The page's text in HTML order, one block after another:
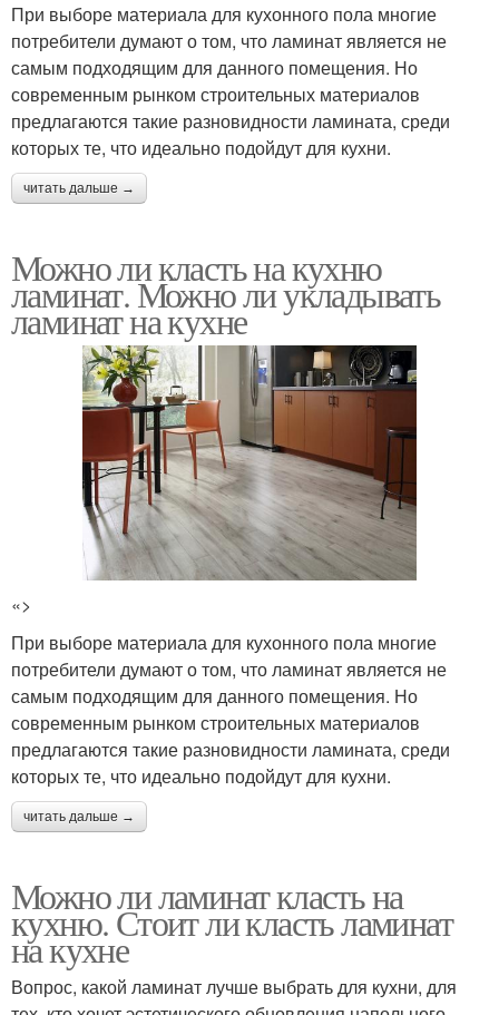
При выборе материала для кухонного пола многие
потребители думают о том, что ламинат является не
самым подходящим для данного помещения. Но
современным рынком строительных материалов
предлагаются такие разновидности ламината, среди
которых те, что идеально подойдут для кухни.
читать дальше →
Можно ли класть на кухню
ламинат. Можно ли укладывать
ламинат на кухне
«>
При выборе материала для кухонного пола многие
потребители думают о том, что ламинат является не
самым подходящим для данного помещения. Но
современным рынком строительных материалов
предлагаются такие разновидности ламината, среди
которых те, что идеально подойдут для кухни.
читать дальше →
Можно ли ламинат класть на
кухню. Стоит ли класть ламинат
на кухне
Вопрос, какой ламинат лучше выбрать для кухни, для